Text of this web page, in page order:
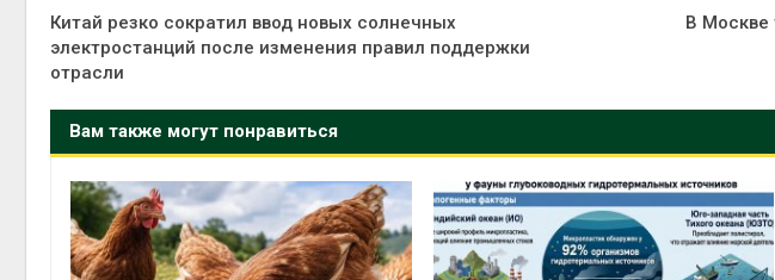
Китай резко сократил ввод новых солнечных
электростанций после изменения правил поддержки
отрасли
В Москве
Вам также могут понравиться